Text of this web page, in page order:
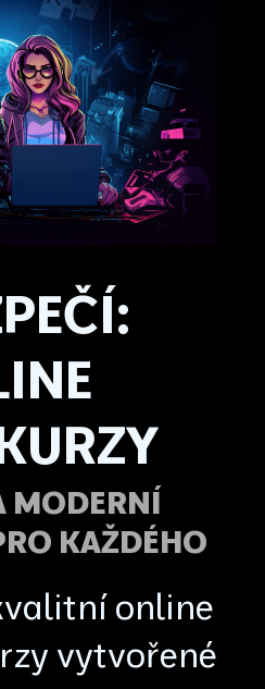
MODERNÍ
KAŽDÉHO
online
vytvořené